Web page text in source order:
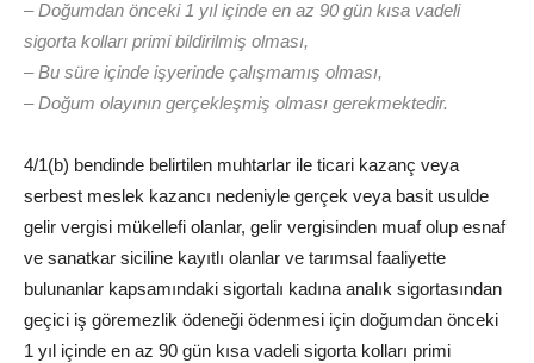
– Doğumdan önceki 1 yıl içinde en az 90 gün kısa vadeli
sigorta kolları primi bildirilmiş olması,
– Bu süre içinde işyerinde çalışmamış olması,
– Doğum olayının gerçekleşmiş olması gerekmektedir.
4/1(b) bendinde belirtilen muhtarlar ile ticari kazanç veya
serbest meslek kazancı nedeniyle gerçek veya basit usulde
gelir vergisi mükellefi olanlar, gelir vergisinden muaf olup esnaf
ve sanatkar siciline kayıtlı olanlar ve tarımsal faaliyette
bulunanlar kapsamındaki sigortalı kadına analık sigortasından
geçici iş göremezlik ödeneği ödenmesi için doğumdan önceki
1 yıl içinde en az 90 gün kısa vadeli sigorta kolları primi